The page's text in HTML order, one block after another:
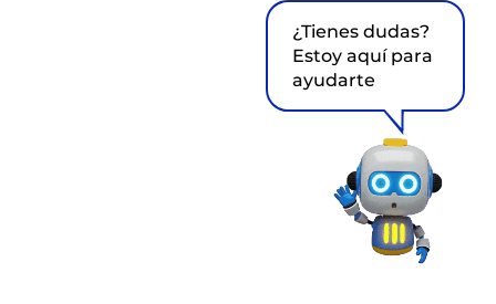
¿Tienes dudas?
Estoy aquí para
ayudarte